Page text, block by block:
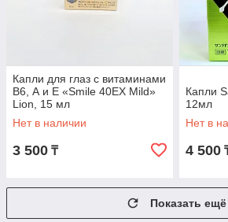
Капли для глаз с витаминами
В6, А и Е «Smile 40EX Mild»
Lion, 15 мл
Нет в наличии
3 500 ₸
Капли
12мл
Нет в
4 500
Показать ещё